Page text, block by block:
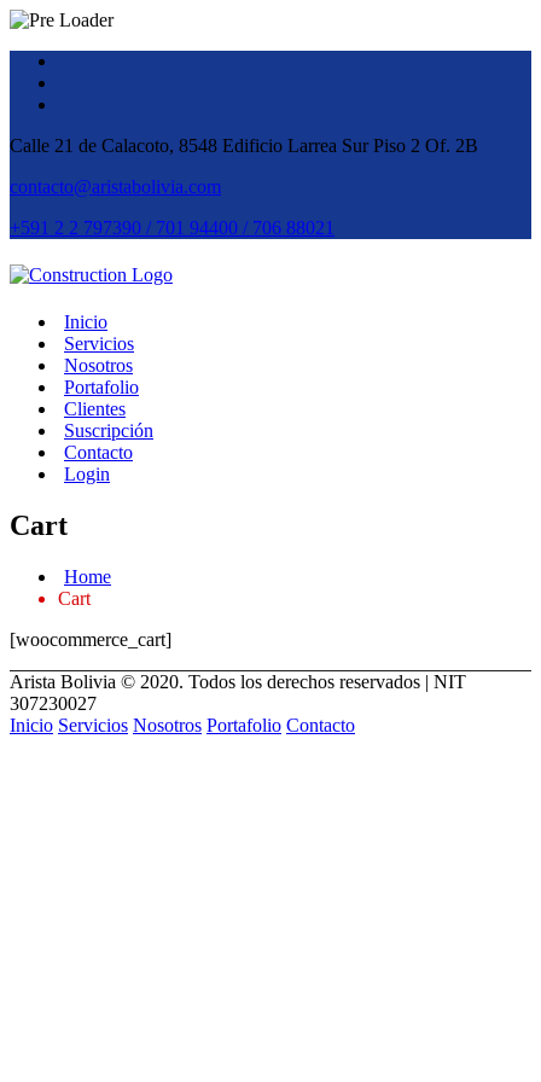
Calle 21 de Calacoto, 8548 Edificio Larrea Sur Piso 2 Of. 2B
contacto@aristabolivia.com
+591 2 2 797390 / 701 94400 / 706 88021
Inicio
Servicios
Nosotros
Portafolio
Clientes
Suscripción
Contacto
Login
Cart
Home
Cart
[woocommerce_cart]
Arista Bolivia © 2020. Todos los derechos reservados | NIT
307230027
Inicio Servicios Nosotros Portafolio Contacto